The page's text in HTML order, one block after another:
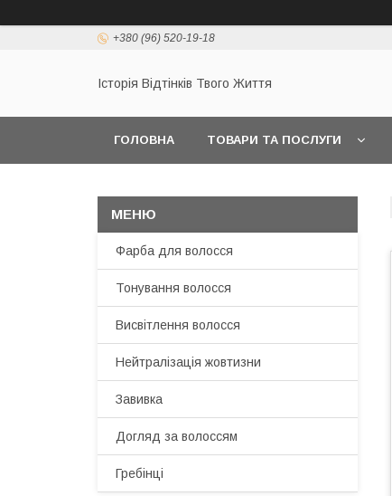
+380 (96) 520-19-18
Історія Відтінків Твого Життя
ГОЛОВНА ТОВАРИ ТА ПОСЛУГИ
Фарба для волосся
Тонування волосся
Висвітлення волосся
Нейтралізація жовтизни
Завивка
Догляд за волоссям
Гребінці